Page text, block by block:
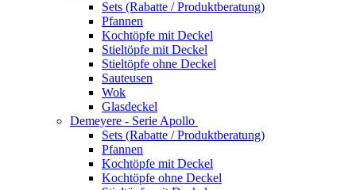
Sets (Rabatte / Produktberatung)
Pfannen
Kochtöpfe mit Deckel
Stieltöpfe mit Deckel
Stieltöpfe ohne Deckel
Sauteusen
Wok
Glasdeckel
Demeyere - Serie Apollo
Sets (Rabatte / Produktberatung)
Pfannen
Kochtöpfe mit Deckel
Kochtöpfe ohne Deckel